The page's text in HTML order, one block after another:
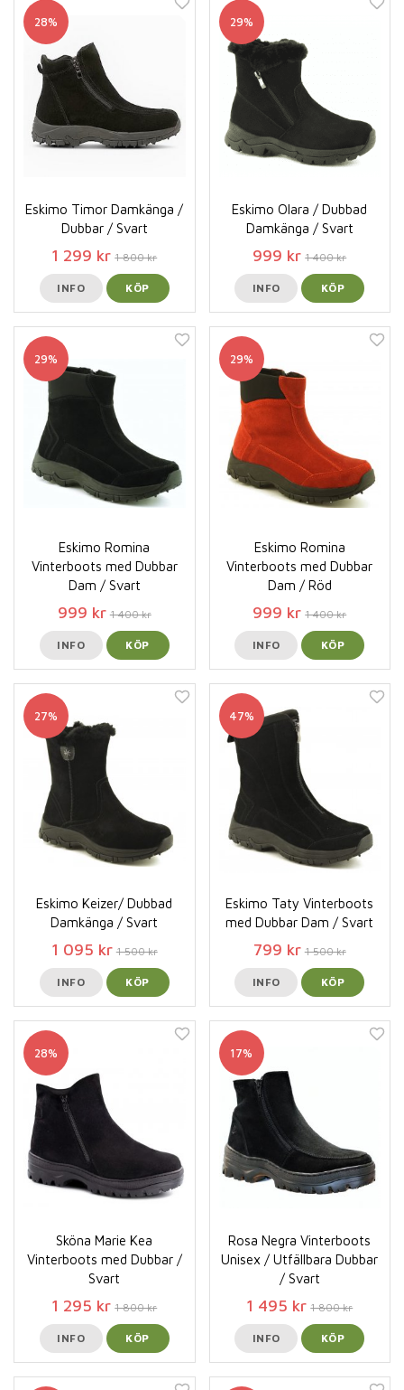
28%
Eskimo Timor Damkänga /
Dubbar / Svart
1 299 kr 1 800 kr
INFO KÖP
29%
Eskimo Olara / Dubbad
Damkänga / Svart
999 kr 1 400 kr
INFO KÖP
29%
Eskimo Romina
Vinterboots med Dubbar
Dam / Svart
999 kr 1 400 kr
INFO KÖP
29%
Eskimo Romina
Vinterboots med Dubbar
Dam / Röd
999 kr 1 400 kr
INFO KÖP
27%
Eskimo Keizer/ Dubbad
Damkänga / Svart
1 095 kr 1 500 kr
INFO KÖP
47%
Eskimo Taty Vinterboots
med Dubbar Dam / Svart
799 kr 1 500 kr
INFO KÖP
28%
Sköna Marie Kea
Vinterboots med Dubbar /
Svart
1 295 kr 1 800 kr
INFO KÖP
17%
Rosa Negra Vinterboots
Unisex / Utfällbara Dubbar
/ Svart
1 495 kr 1 800 kr
INFO KÖP